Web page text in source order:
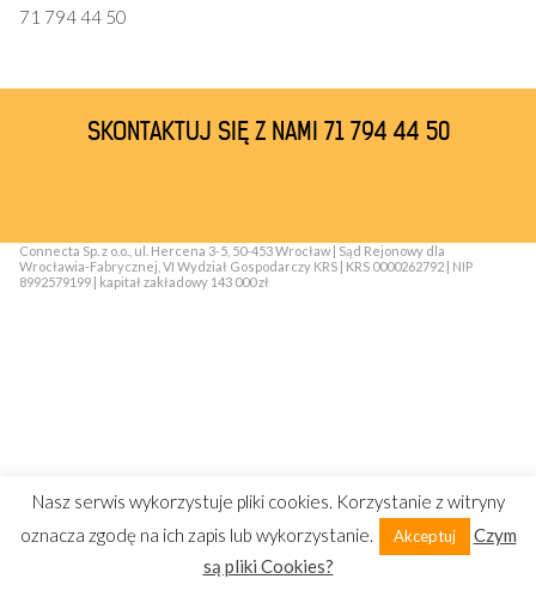
71 794 44 50
SKONTAKTUJ SIĘ Z NAMI 71 794 44 50
Connecta Sp. z o.o., ul. Hercena 3-5, 50-453 Wrocław | Sąd Rejonowy dla
Wrocławia-Fabrycznej, VI Wydział Gospodarczy KRS | KRS 0000262792 | NIP
8992579199 | kapitał zakładowy 143 000 zł
Nasz serwis wykorzystuje pliki cookies. Korzystanie z witryny
oznacza zgodę na ich zapis lub wykorzystanie.
Akceptuj
Czym
są pliki Cookies?